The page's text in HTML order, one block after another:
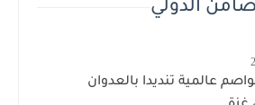
الدولي
عالمية تنديدا بالعدوان